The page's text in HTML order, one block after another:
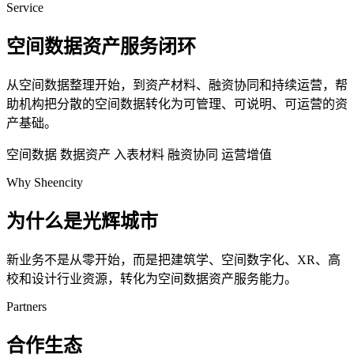
Service
空间数据资产服务闭环
从空间数据整理开始，到资产材料、融资协同和持续运营，帮
助机构把分散的空间数据转化为可管理、可说明、可运营的资
产基础。
空间数据 数据资产 入表材料 融资协同 运营增值
Why Sheencity
为什么是光辉城市
新业务不是从零开始，而是把建筑学、空间数字化、XR、高
校和设计行业资源，转化为空间数据资产服务能力。
Partners
合作生态